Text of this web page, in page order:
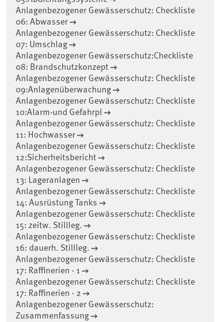
Anlagenbezogener Gewässerschutz: Checkliste
06: Abwasser
Anlagenbezogener Gewässerschutz: Checkliste
07: Umschlag
Anlagenbezogener Gewässerschutz:Checkliste
08: Brandschutzkonzept
Anlagenbezogener Gewässerschutz: Checkliste
09:Anlagenüberwachung
Anlagenbezogener Gewässerschutz: Checkliste
10:Alarm-und Gefahrpl
Anlagenbezogener Gewässerschutz: Checkliste
11: Hochwasser
Anlagenbezogener Gewässerschutz: Checkliste
12:Sicherheitsbericht
Anlagenbezogener Gewässerschutz: Checkliste
13: Lageranlagen
Anlagenbezogener Gewässerschutz: Checkliste
14: Ausrüstung Tanks
Anlagenbezogener Gewässerschutz: Checkliste
15: zeitw. Stillleg.
Anlagenbezogener Gewässerschutz: Checkliste
16: dauerh. Stillleg.
Anlagenbezogener Gewässerschutz: Checkliste
17: Raffinerien - 1
Anlagenbezogener Gewässerschutz: Checkliste
17: Raffinerien - 2
Anlagenbezogener Gewässerschutz:
Zusammenfassung